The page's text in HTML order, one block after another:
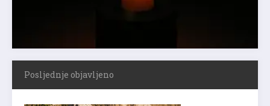
Posljednje objavljeno